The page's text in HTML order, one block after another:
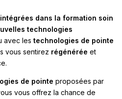
dans la formation soin
technologies
avec les technologies de pointe
vous sentirez régénérée et
de pointe proposées par
vous offrez la chance de